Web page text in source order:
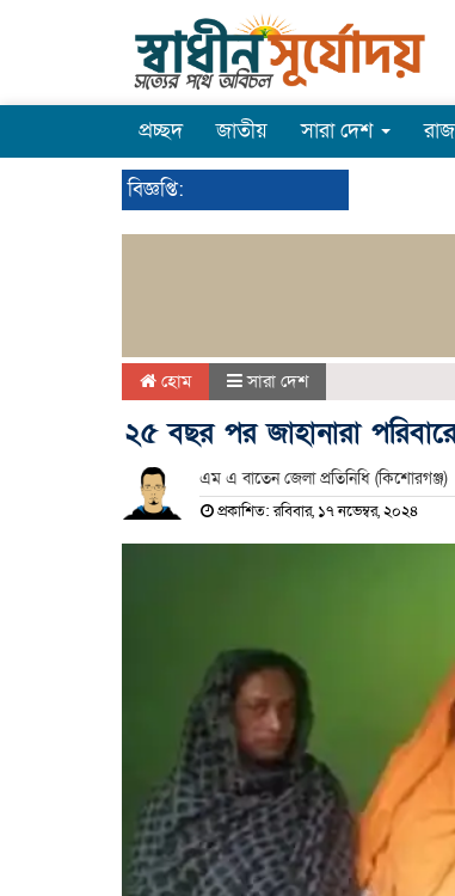
প্রচ্ছদ জাতীয় সারা দেশ
বিজ্ঞপ্তি:
হোম সারা দেশ
২৫ বছর পর জাহানারা
এম এ বাতেন জেলা প্রতিনিধি (কিশোরগঞ্জ)
প্রকাশিত: রবিবার, ১৭ নভেম্বর, ২০২৪